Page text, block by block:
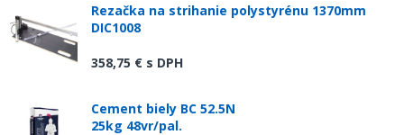
Rezačka na strihanie polystyrénu 1370mm
DIC1008
358,75 € s DPH
Cement biely BC 52.5N
25kg 48vr/pal.